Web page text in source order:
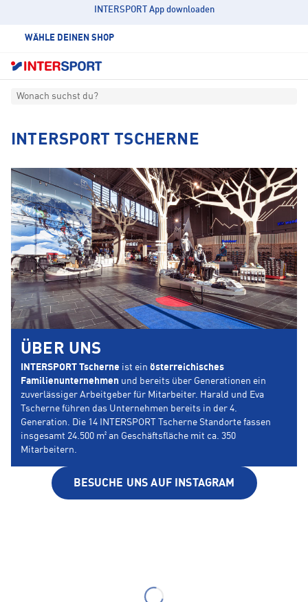
INTERSPORT App downloaden
WÄHLE DEINEN SHOP
Wonach suchst du?
INTERSPORT TSCHERNE
ÜBER UNS
INTERSPORT Tscherne ist ein österreichisches
Familienunternehmen und bereits über Generationen ein
zuverlässiger Arbeitgeber für Mitarbeiter. Harald und Eva
Tscherne führen das Unternehmen bereits in der 4.
Generation. Die 14 INTERSPORT Tscherne Standorte fassen
insgesamt 24.500 m² an Geschäftsfläche mit ca. 350
Mitarbeitern.
BESUCHE UNS AUF INSTAGRAM